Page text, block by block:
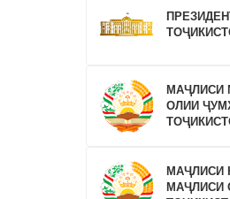
МАҶЛИСИ
ОЛИИ
МАҶЛИСИ
МАҶЛИСИ